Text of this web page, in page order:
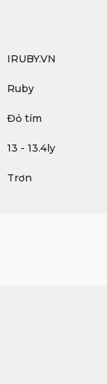
IRUBY.VN
Ruby
Đỏ tím
13 - 13.4ly
Trơn